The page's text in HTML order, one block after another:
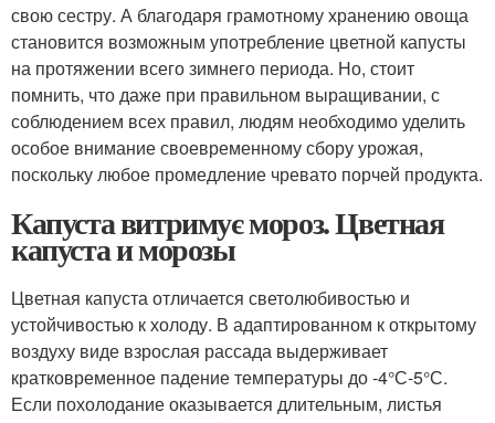
свою сестру. А благодаря грамотному хранению овоща
становится возможным употребление цветной капусты
на протяжении всего зимнего периода. Но, стоит
помнить, что даже при правильном выращивании, с
соблюдением всех правил, людям необходимо уделить
особое внимание своевременному сбору урожая,
поскольку любое промедление чревато порчей продукта.
Капуста витримує мороз. Цветная
капуста и морозы
Цветная капуста отличается светолюбивостью и
устойчивостью к холоду. В адаптированном к открытому
воздуху виде взрослая рассада выдерживает
кратковременное падение температуры до -4°С-5°С.
Если похолодание оказывается длительным, листья